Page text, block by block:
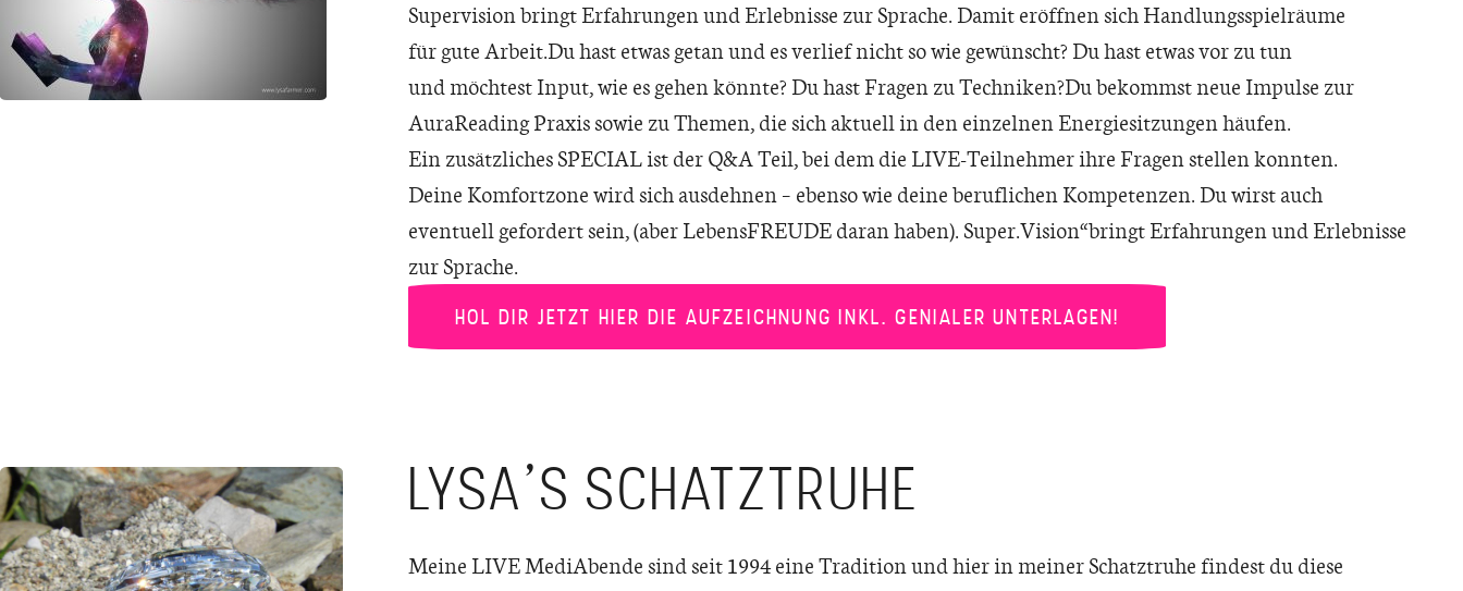
Supervision bringt Erfahrungen und Erlebnisse zur Sprache. Damit eröffnen sich Handlungsspielräume
für gute Arbeit.Du hast etwas getan und es verlief nicht so wie gewünscht? Du hast etwas vor zu tun
und möchtest Input, wie es gehen könnte? Du hast Fragen zu Techniken?Du bekommst neue Impulse zur
AuraReading Praxis sowie zu Themen, die sich aktuell in den einzelnen Energiesitzungen häufen.
Ein zusätzliches SPECIAL ist der Q&A Teil, bei dem die LIVE-Teilnehmer ihre Fragen stellen konnten.
Deine Komfortzone wird sich ausdehnen – ebenso wie deine beruflichen Kompetenzen. Du wirst auch
eventuell gefordert sein, (aber LebensFREUDE daran haben). Super.Vision“ bringt Erfahrungen und Erlebnisse
zur Sprache.
HOL DIR JETZT HIER DIE AUFZEICHNUNG INKL. GENIALER UNTERLAGEN!
LYSA’S SCHATZTRUHE
Meine LIVE MediAbende sind seit 1994 eine Tradition und hier in meiner Schatztruhe findest du diese